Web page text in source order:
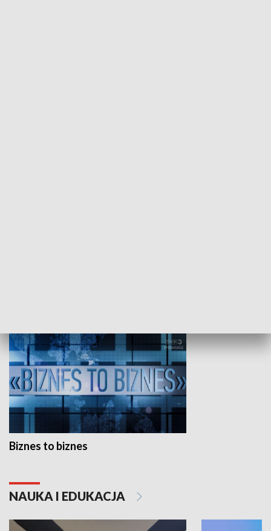
Biznes to biznes
NAUKA I EDUKACJA